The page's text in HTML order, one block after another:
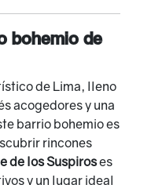
bohemio de
de Lima, lleno
acogedores y una
barrio bohemio es
rincones
de los Suspiroses
y un lugar ideal